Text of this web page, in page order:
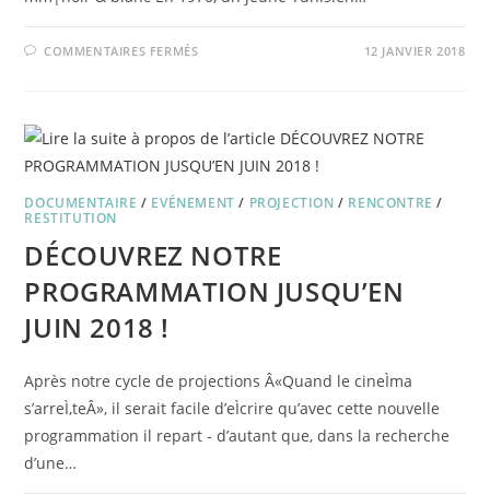
COMMENTAIRES FERMÉSSUR
15/02/18
12 JANVIER 2018
DOCUMENTAIRE / EVÉNEMENT / PROJECTION / RENCONTRE /
RESTITUTION
DÉCOUVREZ NOTRE
PROGRAMMATION JUSQU’EN
JUIN 2018 !
Après notre cycle de projections Â«Quand le cineÌma
s’arreÌ‚teÂ», il serait facile d’eÌcrire qu’avec cette nouvelle
programmation il repart - d’autant que, dans la recherche
d’une…